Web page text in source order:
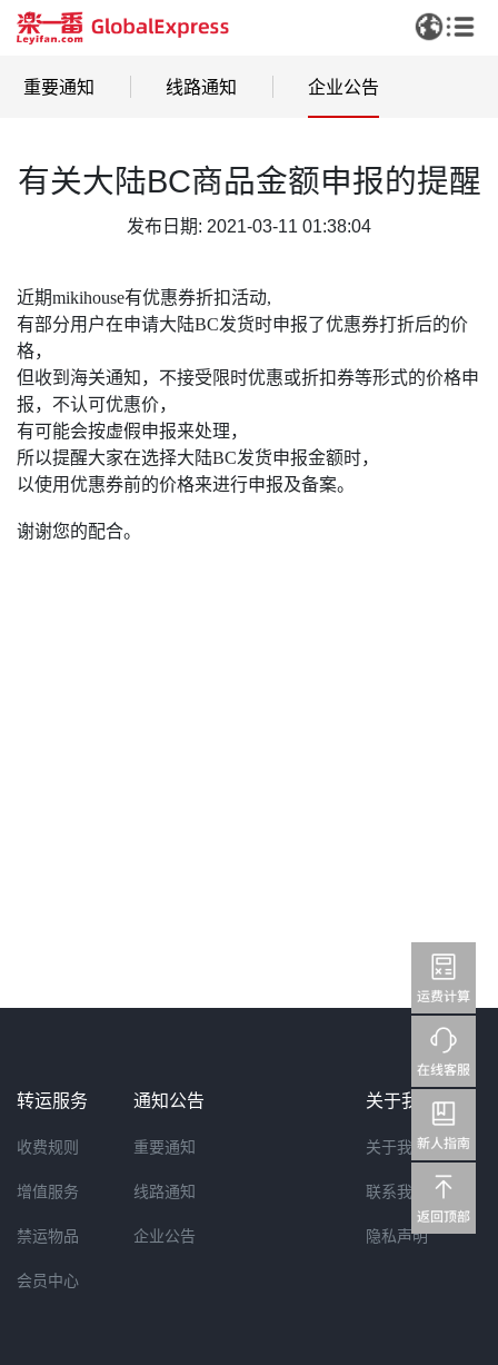
重要通知 线路通知 企业公告
有关大陆BC商品金额申报的提醒
发布日期: 2021-03-11 01:38:04
近期mikihouse有优惠券折扣活动,
有部分用户在申请大陆BC发货时申报了优惠券打折后的价
格，
但收到海关通知，不接受限时优惠或折扣券等形式的价格申
报，不认可优惠价，
有可能会按虚假申报来处理，
所以提醒大家在选择大陆BC发货申报金额时，
以使用优惠券前的价格来进行申报及备案。
谢谢您的配合。
转运服务
收费规则
增值服务
禁运物品
会员中心
通知公告
重要通知
线路通知
企业公告
关于我们
关于我们
联系我们
隐私声明